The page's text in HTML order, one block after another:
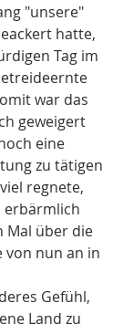
"unsere"
hatte,
Tag im
war das
geweigert
eine
zu tätigen
regnete,
erbärmlich
Mal über die
von nun an in
Gefühl,
Land zu